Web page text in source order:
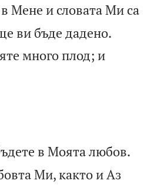
Мене и словата Ми са
ви бъде дадено.
много плод; и
в Моята любов.
Ми, както и Аз